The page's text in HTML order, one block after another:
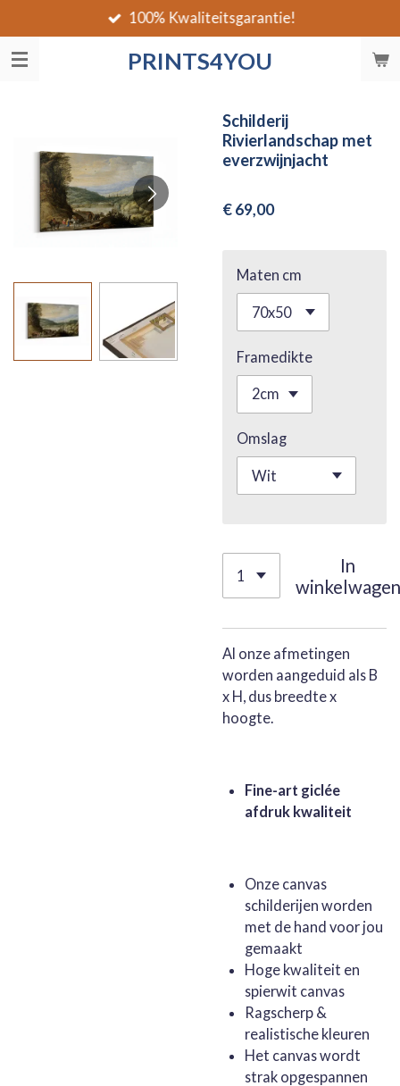
direct
naar
PRINTS4YOU
100% Kwaliteitsgarantie!
Schilderij
Rivierlandschap met
everzwijnjacht
€ 69,00
Maten cm
Framedikte
Omslag
In
winkelwagen
Al onze afmetingen
worden aangeduid als B
x H, dus breedte x
hoogte.
Fine-art giclée
afdruk kwaliteit
Onze canvas
schilderijen worden
met de hand voor jou
gemaakt
Hoge kwaliteit en
spierwit canvas
Ragscherp &
realistische kleuren
Het canvas wordt
strak opgespannen